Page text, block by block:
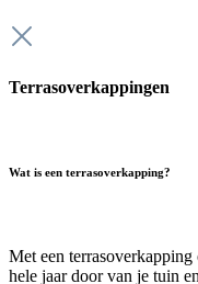
Terrasoverkappingen
Wat is een terrasoverkapping?
Met een terrasoverkapping
hele jaar door van je tuin